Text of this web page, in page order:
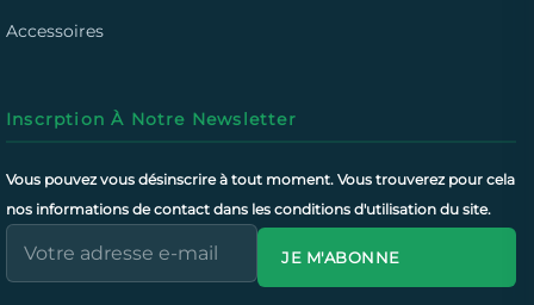
Accessoires
Inscrption À Notre Newsletter
Vous pouvez vous désinscrire à tout moment. Vous trouverez pour cela
nos informations de contact dans les conditions d'utilisation du site.
JE M'ABONNE